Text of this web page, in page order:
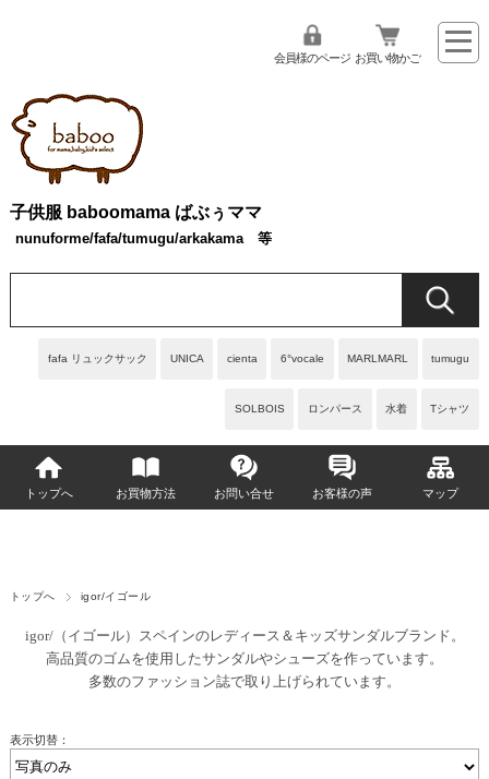
子供服 baboomama ばぶぅママ
nunuforme/fafa/tumugu/arkakama 等
fafa リュックサック UNICA cienta 6°vocale MARLMARL tumugu
SOLBOIS ロンパース 水着 Tシャツ
会員様のページ お買い物かご
トップへ お買物方法 お問い合せ お客様の声 マップ
トップへ igor/イゴール
igor/（イゴール）
スペインのレディース＆キッズサンダルブランド。
高品質のゴムを使用したサンダルやシューズを作っています。
多数のファッション誌で取り上げられています。
表示切替：